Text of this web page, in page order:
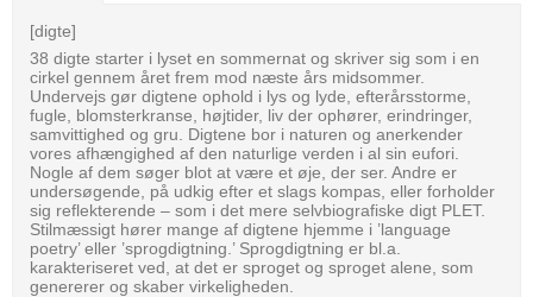
[digte]
38 digte starter i lyset en sommernat og skriver sig som i en
cirkel gennem året frem mod næste års midsommer.
Undervejs gør digtene ophold i lys og lyde, efterårsstorme,
fugle, blomsterkranse, højtider, liv der ophører, erindringer,
samvittighed og gru. Digtene bor i naturen og anerkender
vores afhængighed af den naturlige verden i al sin eufori.
Nogle af dem søger blot at være et øje, der ser. Andre er
undersøgende, på udkig efter et slags kompas, eller forholder
sig reflekterende – som i det mere selvbiografiske digt PLET.
Stilmæssigt hører mange af digtene hjemme i ’language
poetry’ eller ’sprogdigtning.’ Sprogdigtning er bl.a.
karakteriseret ved, at det er sproget og sproget alene, som
genererer og skaber virkeligheden.